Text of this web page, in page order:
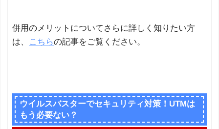
併用のメリットについてさらに詳しく知りたい方
は、
こちらの記事をご覧ください。
ウイルスバスターでセキュリティ対策！UTMは
もう必要ない？